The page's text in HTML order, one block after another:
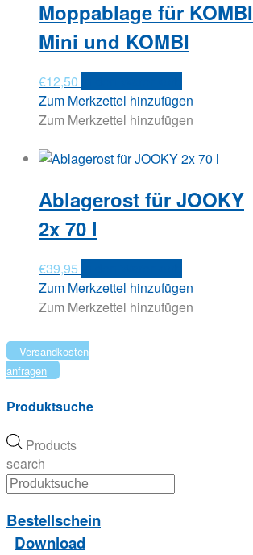
Moppablage für KOMBI
Mini und KOMBI
€12,50
Zum Merkzettel hinzufügen
Zum Merkzettel hinzufügen
Ablagerost für JOOKY
2x 70 l
€39,95
Zum Merkzettel hinzufügen
Zum Merkzettel hinzufügen
Versandkosten
anfragen
Produktsuche
Products
search
Bestellschein
Download